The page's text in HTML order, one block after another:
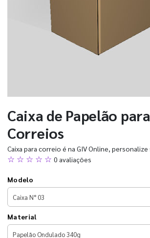
Caixa de Papelão para
Correios
Caixa para correio é na GIV Online,
☆ ☆ ☆ ☆ ☆ 0 avaliações
Modelo
Material